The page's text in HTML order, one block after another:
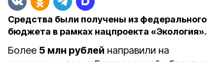
Средства были получены из федерального
бюджета в рамках нацпроекта «Экология».
Более 5 млн рублей направили на